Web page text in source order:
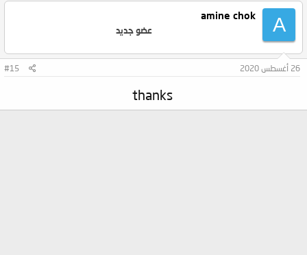
A
amine chok
عضو جديد
26 أغسطس 2020 #15
thanks